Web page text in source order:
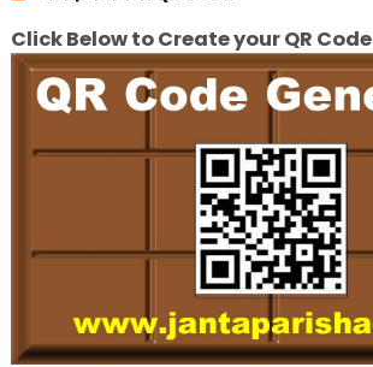
Click Below to Create your QR Code